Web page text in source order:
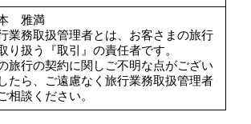
雅満
業務取扱管理者とは、お客さまの旅行
り扱う『取引』の責任者です。
旅行の契約に関しご不明な点がござい
たら、ご遠慮なく旅行業務取扱管理者
相談ください。